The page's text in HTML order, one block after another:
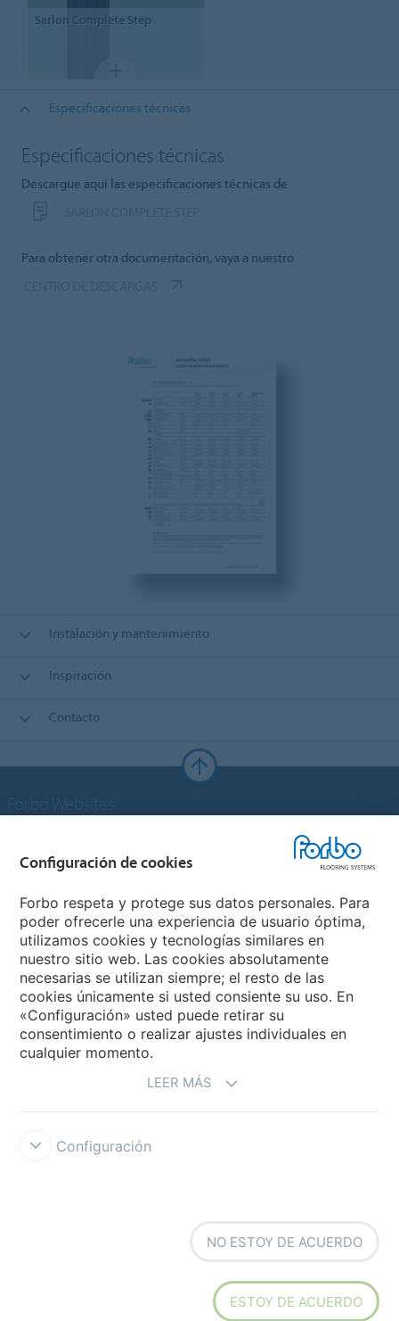
Sarlon Complete Step
Especificaciones técnicas
Especificaciones técnicas
Descargue aquí las especificaciones técnicas de
Para obtener otra documentación, vaya a nuestro
Instalación y mantenimiento
Inspiración
Contacto
Forbo Flooring Systems
Forbo Movement Systems
Selecciona un país
Condiciones de uso
Protección de datos
creating better environments
Configuración de cookies
Forbo respeta y protege sus datos personales. Para
poder ofrecerle una experiencia de usuario óptima,
utilizamos cookies y tecnologías similares en
nuestro sitio web. Las cookies absolutamente
necesarias se utilizan siempre; el resto de las
cookies únicamente si usted consiente su uso. En
«Configuración» usted puede retirar su
consentimiento o realizar ajustes individuales en
cualquier momento.
LEER MÁS
Configuración
NO ESTOY DE ACUERDO
ESTOY DE ACUERDO